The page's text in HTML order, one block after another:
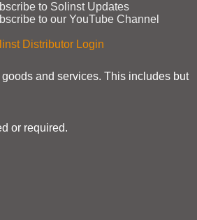
to Solinst Updates
to our YouTube Channel
Distributor Login
and services. This includes but
or required.